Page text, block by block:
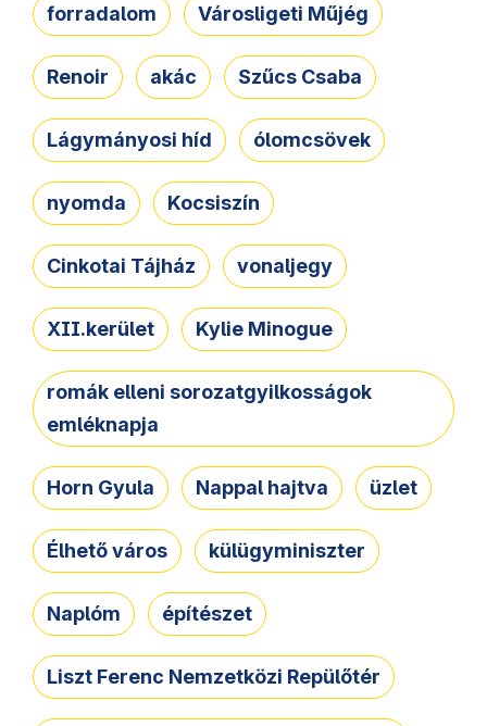
forradalom Városligeti Műjég
Renoir akác Szűcs Csaba
Lágymányosi híd ólomcsövek
nyomda Kocsiszín
Cinkotai Tájház vonaljegy
XII.kerület Kylie Minogue
romák elleni sorozatgyilkosságok
emléknapja
Horn Gyula Nappal hajtva üzlet
Élhető város külügyminiszter
Naplóm építészet
Liszt Ferenc Nemzetközi Repülőtér